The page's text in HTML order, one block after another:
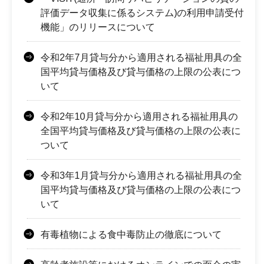
評価データ収集に係るシステム)の利用申請受付
機能」のリリースについて
令和2年7月貸与分から適用される福祉用具の全
国平均貸与価格及び貸与価格の上限の公表につ
いて
令和2年10月貸与分から適用される福祉用具の
全国平均貸与価格及び貸与価格の上限の公表に
ついて
令和3年1月貸与分から適用される福祉用具の全
国平均貸与価格及び貸与価格の上限の公表につ
いて
有毒植物による食中毒防止の徹底について